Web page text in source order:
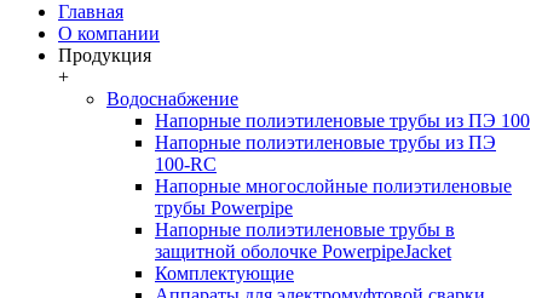
Главная
О компании
Продукция
+
Водоснабжение
Напорные полиэтиленовые трубы из ПЭ 100
Напорные полиэтиленовые трубы из ПЭ
100-RC
Напорные многослойные полиэтиленовые
трубы Powerpipe
Напорные полиэтиленовые трубы в
защитной оболочке PowerpipeJacket
Комплектующие